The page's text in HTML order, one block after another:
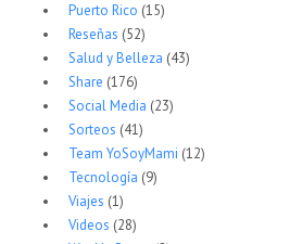
Puerto Rico (15)
Reseñas (52)
Salud y Belleza (43)
Share (176)
Social Media (23)
Sorteos (41)
Team YoSoyMami (12)
Tecnología (9)
Viajes (1)
Videos (28)